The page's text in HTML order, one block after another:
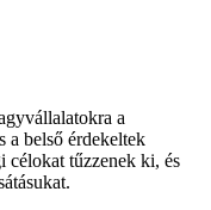
a
a belső érdekeltek
célokat tűzzenek ki, és